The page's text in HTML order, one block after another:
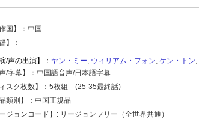
作国】：中国
督】：-
演/声の出演】： ヤン・ミー, ウィリアム・フォン, ケン・トン,
声/字幕】：中国語音声/日本語字幕
ィスク枚数】：5枚組 (25-35最終話)
品類別】：中国正規品
ージョンコード】: リージョンフリー（全世界共通）